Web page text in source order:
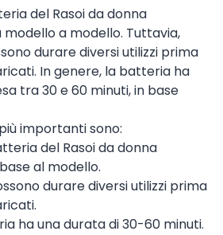
del Rasoi da donna
a modello. Tuttavia,
durare diversi utilizzi prima
In genere, la batteria ha
tra 30 e 60 minuti, in base
importanti sono:
del Rasoi da donna
al modello.
durare diversi utilizzi prima
ha una durata di 30-60 minuti.